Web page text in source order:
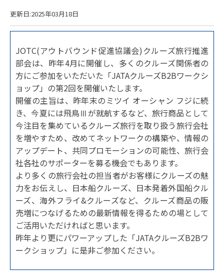
更新日:2025年03月18日
JOTC(アウトバウンド促進協議会)クルーズ旅行推進
部会は、昨年4月に開催し、多くのクルーズ関係者の
方にご参加をいただいた「JATAクルーズB2Bワークシ
ョップ」の第2回を開催いたします。
開催の主旨は、昨年末のミツイ オーシャン フジに続
き、今夏には飛鳥Ⅲが就航するなど、旅行商品として
今注目を集めているクルーズ旅行を取り扱う旅行会社
を増やすため、改めてネットワークの構築や、情報の
アップデート、共同プロモーションの可能性、旅行会
社各社のサポーターを募る機会でもあります。
より多くの旅行会社の担当者がお客様にクルーズの魅
力をお伝えし、日本船クルーズ、日本発着外国船クル
ーズ、海外フライ&クルーズなど、クルーズ商品の販
売増につなげるための最新情報を得るための場として
ご活用いただければと思います。
昨年より更にパワーアップした「JATAクルーズB2Bワ
ークショップ」に是非ご参加ください。